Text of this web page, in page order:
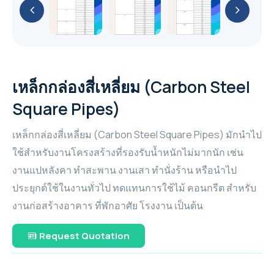
GA 11-26 / GA 11+-30 (11-30 kW / 15-40 hp)
GA 37-110 VSD+ (37-110 kW/50-150 hp)
GA 22-37 VSDS (22-37 kW/30-50 hp)
GA 5-37 VSDS (5-37 kW/7-50 hp)
Filter
Compressed air filters
On-site industrial gases
GAVSDIPM
GA 7-90 VSD iPM (7-90 kW/10-125 hp)
Portable compressor & Generator
XA(H,T,V)S 350-450 T2 WUX
The XAS boX range
THE POWER OF CONNECTIVITY
Rental Generator
QAS 500 (50-60 Hz)
QAS 325-400 (50-60 Hz)
PUMP
PUMP
25 mm (1") PRO-FLO BOLTED METAL PUMP
METAL PUMP
51 mm (2") PRO-FLO SHIFT BOLTED
PLASTIC PUMP
38 mm (1-1/2") PRO-FLO SHIFT BOLTED
PLASTIC PUMP
76 mm (3") PRO-FLO SHIFT BOLTED METAL
PUMP
51 mm (2") PRO-FLO SHIFT BOLTED METAL
PUMP
Yalehandy Ratchet Lever hoist
YaleLift IT Hand chain hoist with integrated
push or geared type trolley
(low headroom)
Yalelift 360 Hand chain hoist
Yale VSIII Hand chain hoist
Cable Puller and Acccessories
YaleLift LH ATEX Hand chain hoist with
integrated push or geared type trolley
(low headroom)
YaleLift IT ATEX Hand chain hoist with
integrated push or geared type trolley
Yalelift 360 ATEX Hand chain hoist
Hoisting and Lifting
API (ASTM) A53
เหล็กกล่องสี่เหลี่ยม (Carbon Steel Square
เหล็กท่อประปากัลวาไนซ์ (Galvanized Steel
เหล็กท่อกลมดำ (Carbon Steel Tubes)
เหล็กไอบีม (I-Beam Steel)
เหล็กแผ่น หรือ เหล็กแผ่นดำ (Hot Rolled Steel
Plate And Sheet)
เหล็กแบน (Flat Bars Steel)
เหล็กกล่องสี่เหลี่ยม (Carbon Steel
Square Pipes)
เหล็กกล่องสี่เหลี่ยม (Carbon Steel Square Pipes) มักนำไป
ใช้สำหรับงานโครงสร้างที่รองรับน้ำหนักไม่มากนัก เช่น
งานแปหลังคา ทำสะพาน งานเสา ทำนั่งร้าน หรือนำไป
ประยุกต์ใช้ในงานทั่วไป ทดแทนการใช้ไม้ คอนกรีต สำหรับ
งานก่อสร้างอาคาร ที่พักอาศัย โรงงาน เป็นต้น
Request Quotation